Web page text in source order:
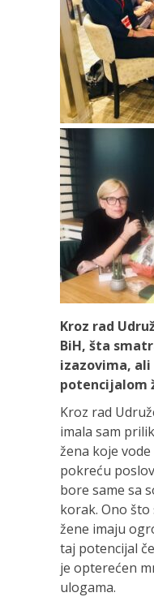
Kroz rad
BiH, šta
izazovima,
potencijalom
Kroz rad
imala sam
žena koje
pokreću
bore same sa
korak. Ono što
žene imaju
taj potencijal
je opterećen
ulogama.